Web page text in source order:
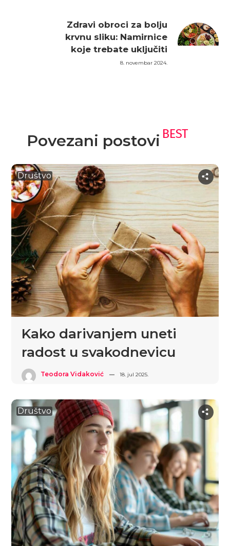
Zdravi obroci za bolju
krvnu sliku: Namirnice
koje trebate uključiti
8. novembar 2024.
Povezani postovi BEST
Društvo
Kako darivanjem uneti
radost u svakodnevicu
Teodora Vidaković 18. jul 2025.
Društvo